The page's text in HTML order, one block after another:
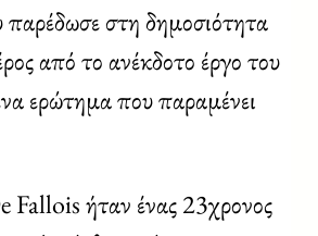
στη δημοσιότητα
από το ανέκδοτο έργο του
ερώτημα που παραμένει
ήταν ένας 23χρονος